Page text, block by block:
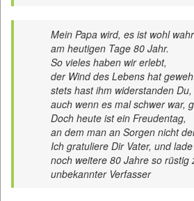
Mein Papa wird, es ist wohl wahr
am heutigen Tage 80 Jahr.
So vieles haben wir erlebt,
der Wind des Lebens hat
stets hast ihm widerstanden Du,
auch wenn es mal schwer war,
Doch heute ist ein Freudentag,
an dem man an Sorgen nicht
Ich gratuliere Dir Vater, und
noch weitere 80 Jahre so rüstig
unbekannter Verfasser